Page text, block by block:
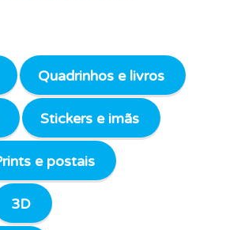
Quadrinhos e livros
Stickers e imãs
e postais
3D